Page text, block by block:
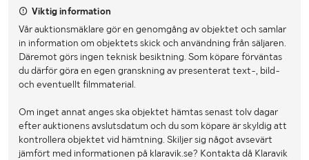
Viktig information
Vår auktionsmäklare gör en genomgång av objektet och samlar
in information om objektets skick och användning från säljaren.
Däremot görs ingen teknisk besiktning. Som köpare förväntas
du därför göra en egen granskning av presenterat text-, bild-
och eventuellt filmmaterial.
Om inget annat anges ska objektet hämtas senast tolv dagar
efter auktionens avslutsdatum och du som köpare är skyldig att
kontrollera objektet vid hämtning. Skiljer sig något avsevärt
jämfört med informationen på klaravik.se? Kontakta då Klaravik